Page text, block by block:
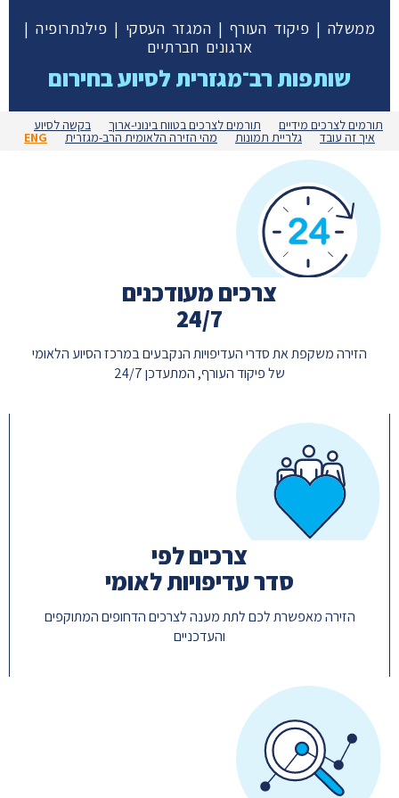
ממשלה | פיקוד העורף | המגזר העסקי | פילנתרופיה |
ארגונים חברתיים
שותפות רב־מגזרית לסיוע בחירום
תורמים לצרכים מידיים תורמים לצרכים בטווח בינוני-ארוך בקשה לסיוע
איך זה עובד גלריית תמונות מהי הזירה הלאומית הרב-מגזרית ENG
צרכים מעודכנים
24/7
הזירה משקפת את סדרי העדיפויות הנקבעים במרכז הסיוע הלאומי
של פיקוד העורף, המתעדכן 24/7
צרכים לפי
סדר עדיפויות לאומי
הזירה מאפשרת לכם לתת מענה לצרכים הדחופים המתוקפים
והעדכניים